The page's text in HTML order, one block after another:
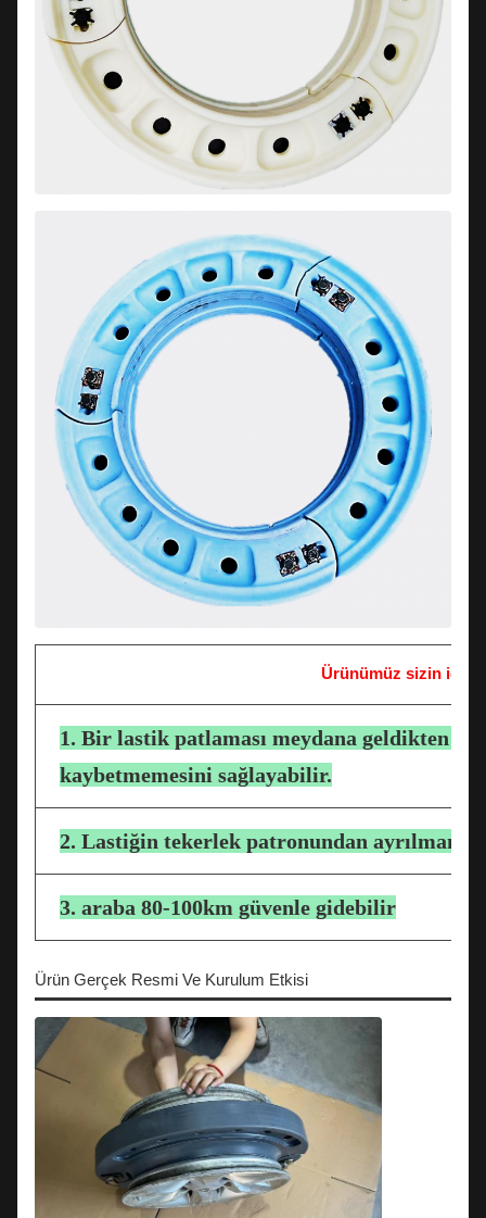
Ürünümüz sizin için
1. Bir lastik patlaması meydana geldikten
kaybetmemesini sağlayabilir.
2. Lastiğin tekerlek patronundan
3. araba 80-100km güvenle gidebilir
Ürün Gerçek Resmi Ve Kurulum Etkisi